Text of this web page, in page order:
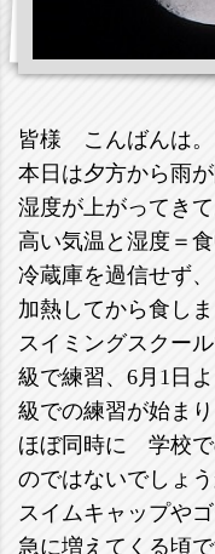
皆様 こんばんは。
本日は夕方から雨
湿度が上がってきて
高い気温と湿度＝
冷蔵庫を過信せず
加熱してから食しま
スイミングスクー
級で練習、6月1日
級での練習が始まり
ほぼ同時に 学校で
のではないでしょう
スイムキャップや
急に増えてくる頃